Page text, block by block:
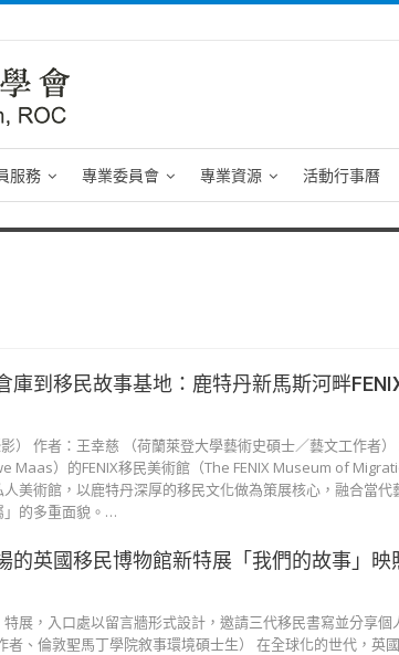
服務 專業委員會 專業資源 活動行事曆
庫到移民故事基地：鹿特丹新馬斯河畔
） 作者：王幸慈 （荷蘭萊登大學藝術史碩士／藝文工作者
Maas）的FENIX移民美術館（The FENIX Museum of
美術館，以鹿特丹深厚的移民文化做為策展核心，融合當代
」的多重面貌。…
的英國移民博物館新特展「我們的故事」
展，入口處以留言牆形式設計，邀請三代移民書寫並分享
、倫敦聖馬丁學院敘事環境碩士生） 在全球化的世代，英